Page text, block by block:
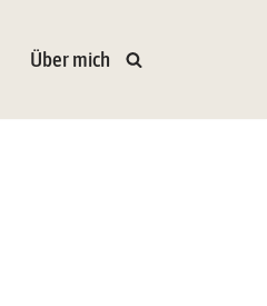
Über mich